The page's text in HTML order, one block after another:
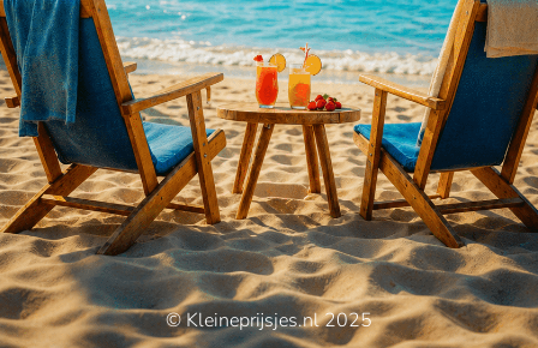
© Kleineprijsjes.nl 2025